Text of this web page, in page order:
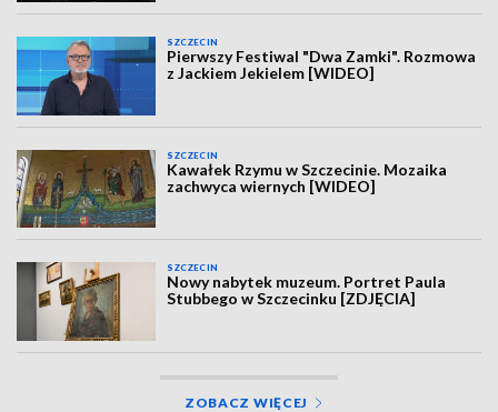
SZCZECIN
Pierwszy Festiwal "Dwa Zamki". Rozmowa
z Jackiem Jekielem [WIDEO]
SZCZECIN
Kawałek Rzymu w Szczecinie. Mozaika
zachwyca wiernych [WIDEO]
SZCZECIN
Nowy nabytek muzeum. Portret Paula
Stubbego w Szczecinku [ZDJĘCIA]
ZOBACZ WIĘCEJ